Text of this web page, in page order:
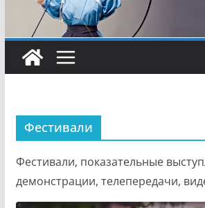
Фестивали
Фестивали, показательные
демонстрации, телепередачи,